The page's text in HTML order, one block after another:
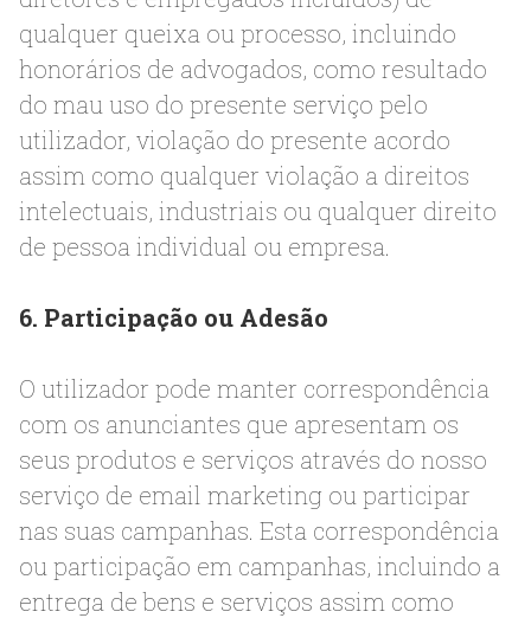
qualquer queixa ou processo, incluindo
honorários de advogados, como resultado
do mau uso do presente serviço pelo
utilizador, violação do presente acordo
assim como qualquer violação a direitos
intelectuais, industriais ou qualquer direito
de pessoa individual ou empresa.
6. Participação ou Adesão
O utilizador pode manter correspondência
com os anunciantes que apresentam os
seus produtos e serviços através do nosso
serviço de email marketing ou participar
nas suas campanhas. Esta correspondência
ou participação em campanhas, incluindo a
entrega de bens e serviços assim como